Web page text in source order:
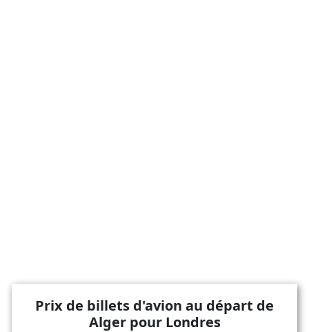
Prix de billets d'avion au départ de
Alger pour Londres